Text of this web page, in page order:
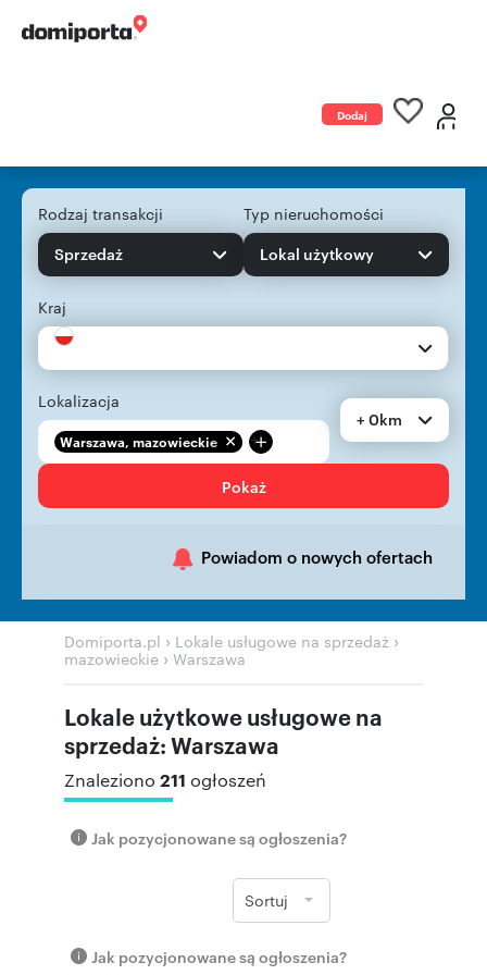
Dodaj
Rodzaj transakcji
Sprzedaż
Typ nieruchomości
Lokal użytkowy
Kraj
Lokalizacja
Warszawa, mazowieckie +
+ 0km
Pokaż
Powiadom o nowych ofertach
Domiporta.pl › Lokale usługowe na sprzedaż ›
mazowieckie › Warszawa
Lokale użytkowe usługowe na
sprzedaż: Warszawa
Znaleziono 211 ogłoszeń
Jak pozycjonowane są ogłoszenia?
Sortuj
Jak pozycjonowane są ogłoszenia?